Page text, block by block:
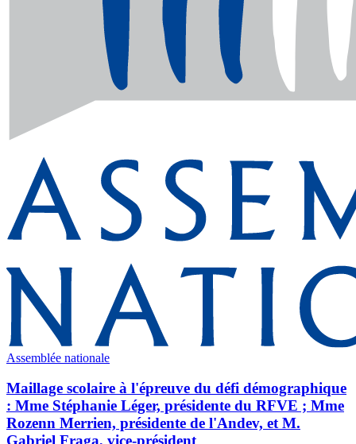
Assemblée nationale
Maillage scolaire à l'épreuve du défi démographique
: Mme Stéphanie Léger, présidente du RFVE ; Mme
Rozenn Merrien, présidente de l'Andev, et M.